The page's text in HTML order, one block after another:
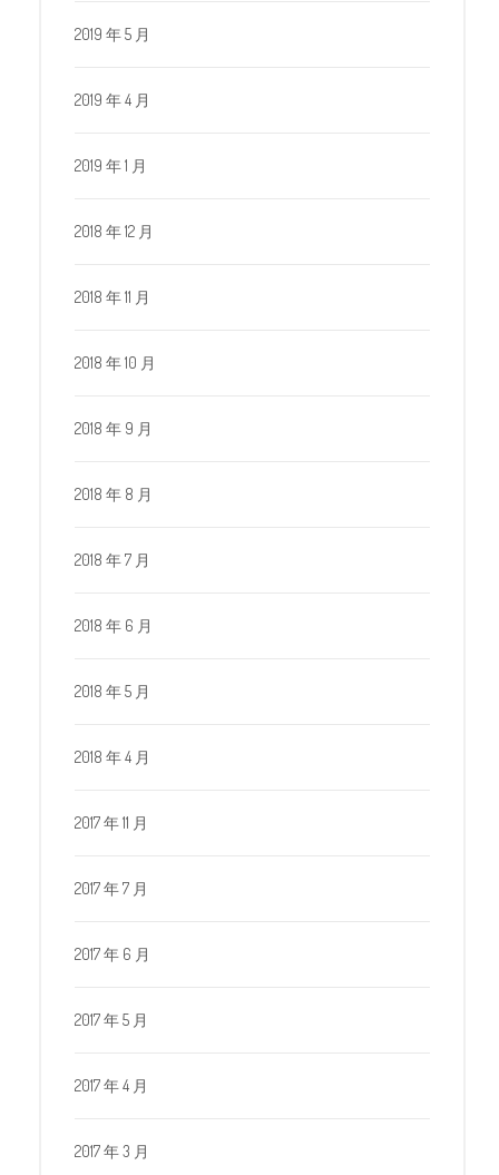
2019 年 5 月
2019 年 4 月
2019 年 1 月
2018 年 12 月
2018 年 11 月
2018 年 10 月
2018 年 9 月
2018 年 8 月
2018 年 7 月
2018 年 6 月
2018 年 5 月
2018 年 4 月
2017 年 11 月
2017 年 7 月
2017 年 6 月
2017 年 5 月
2017 年 4 月
2017 年 3 月